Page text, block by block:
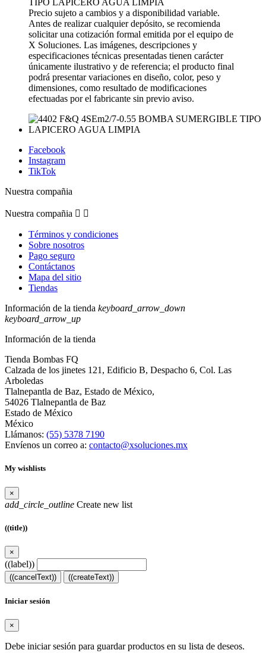
Precio sujeto a cambios y a disponibilidad variable.
Antes de realizar cualquier depósito, se recomienda
solicitar una cotización formal emitida por el equipo de
X Soluciones. Las imágenes, descripciones y
especificaciones técnicas presentadas tienen carácter
únicamente ilustrativo y de referencia; el producto final
podrá presentar variaciones en diseño, color, peso y
dimensiones, como resultado de modificaciones
efectuadas por el fabricante sin previo aviso.
Facebook
Instagram
TikTok
Nuestra compañia
Nuestra compañia  
Términos y condiciones
Sobre nosotros
Pago seguro
Contáctanos
Mapa del sitio
Tiendas
Información de la tienda keyboard_arrow_down
keyboard_arrow_up
Información de la tienda
Tienda Bombas FQ
Calzada de los jinetes 121, Edificio B, Despacho 6, Col. Las
Arboledas
Tlalnepantla de Baz, Estado de México,
54026 Tlalnepantla de Baz
Estado de México
México
Llámanos: (55) 5378 7190
Envíenos un correo a: contacto@xsoluciones.mx
My wishlists
×
add_circle_outline Create new list
((title))
×
((label))
((cancelText)) ((createText))
Iniciar sesión
×
Debe iniciar sesión para guardar productos en su lista de deseos.